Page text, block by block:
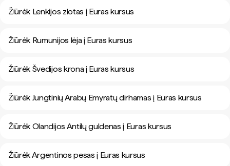
Žiūrėk Lenkijos zlotas į Euras kursus
Žiūrėk Rumunijos lėja į Euras kursus
Žiūrėk Švedijos krona į Euras kursus
Žiūrėk Jungtinių Arabų Emyratų dirhamas į Euras kursus
Žiūrėk Olandijos Antilų guldenas į Euras kursus
Žiūrėk Argentinos pesas į Euras kursus